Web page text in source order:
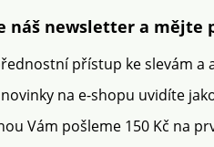
náš newsletter a mějte
přístup ke slevám a
na e-shopu uvidíte
Vám pošleme 150 Kč na